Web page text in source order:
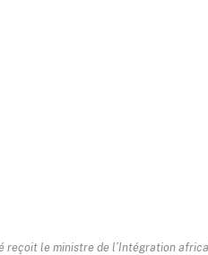
reçoit le ministre de l’Intégration